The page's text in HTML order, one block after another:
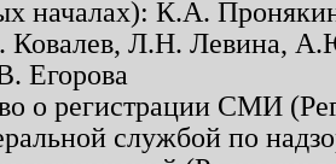
началах): К.А.
Л.Н. Левина,
Егорова
о регистрации СМИ
службой по